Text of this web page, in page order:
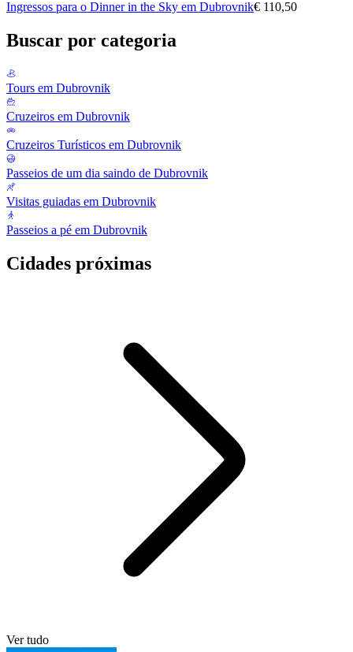
Ingressos para o Dinner in the Sky em Dubrovnik€ 110,50
Buscar por categoria
Tours em Dubrovnik
Cruzeiros em Dubrovnik
Cruzeiros Turísticos em Dubrovnik
Passeios de um dia saindo de Dubrovnik
Visitas guiadas em Dubrovnik
Passeios a pé em Dubrovnik
Cidades próximas
Ver tudo